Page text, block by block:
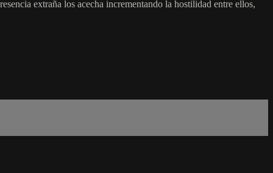
extraña los acecha incrementando la hostilidad entre ellos,